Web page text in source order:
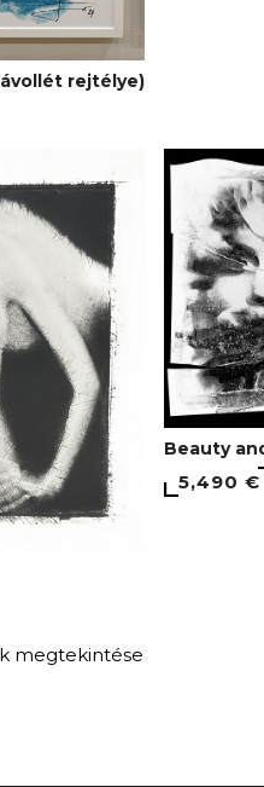
rejtélye)
Beauty
5,490 €
megtekintése